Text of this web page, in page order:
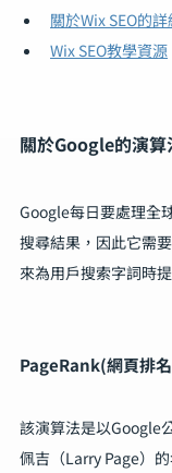
關於Wix SEO的
Wix SEO教學資源
關於Google的演算
Google每日要處理全
搜尋結果，因此它需
來為用戶搜索字詞時
PageRank(網頁排
該演算法是以Google
佩吉（Larry Page）